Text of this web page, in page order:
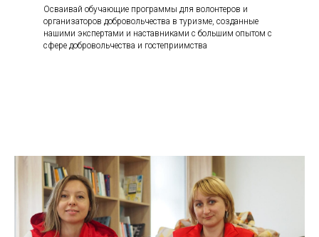
Осваивай обучающие программы для волонтеров и
организаторов добровольчества в туризме, созданные
нашими экспертами и наставниками с большим опытом с
сфере добровольчества и гостеприимства